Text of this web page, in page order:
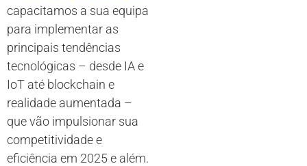
capacitamos a sua equipa
para implementar as
principais tendências
tecnológicas – desde IA e
IoT até blockchain e
realidade aumentada –
que vão impulsionar sua
competitividade e
eficiência em 2025 e além.